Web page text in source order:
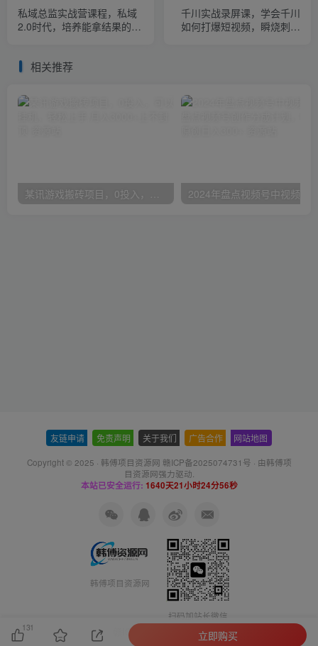
私域总监实战营课程，私域
2.0时代，培养能拿结果的私
千川实战录屏课，学会千川
如何打爆短视频，瞬烧刺激
相关推荐
友链申请 免责声明 关于我们 广告合作 网站地图
Copyright © 2025 · 韩傅项目资源网 赣ICP备2025074731号 · 由韩傅项
目资源网强力驱动.
本站已安全运行: 1640天21小时24分57秒
韩傅项目资源网
扫码加站长微信
赣ICP备2025074731号
131
立即购买